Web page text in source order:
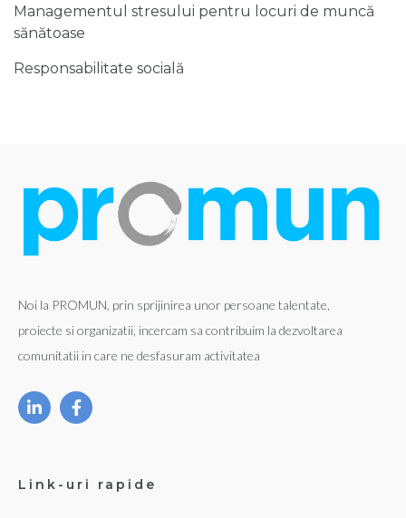
Managementul stresului pentru locuri de muncă
sănătoase
Responsabilitate socială
Noi la PROMUN, prin sprijinirea unor persoane talentate,
proiecte si organizatii, incercam sa contribuim la dezvoltarea
comunitatii in care ne desfasuram activitatea
Link-uri rapide